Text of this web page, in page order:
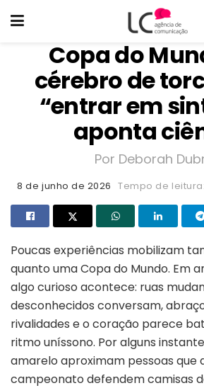
Copa do
cérebro de
“entrar em
aponta
Por Deborah
8 de junho de 2026 Tempo de
Poucas experiências mobilizam
quanto uma Copa do Mundo. Em
algo curioso acontece: ruas
desconhecidos conversam,
rivalidades e o coração parece
ritmo uníssono. Por alguns
amarelo aproximam pessoas que
campeonato defendem camisas